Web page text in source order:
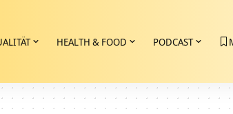
HEALTH & FOOD PODCAST